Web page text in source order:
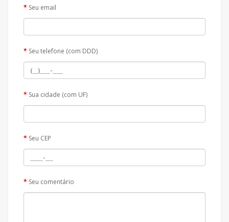
Seu email
Seu telefone (com DDD)
Sua cidade (com UF)
Seu CEP
Seu comentário